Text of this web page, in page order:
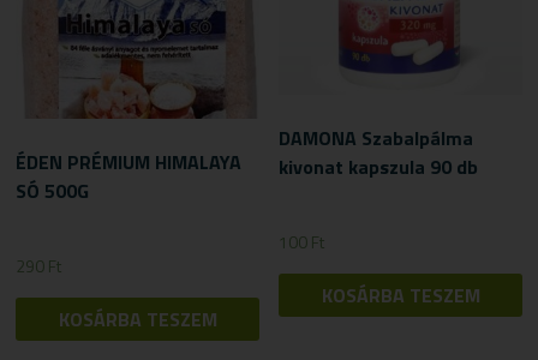
ÉDEN PRÉMIUM HIMALAYA
SÓ 500G
290Ft
KOSÁRBA TESZEM
DAMONA Szabalpálma
kivonat kapszula 90 db
100Ft
KOSÁRBA TESZEM